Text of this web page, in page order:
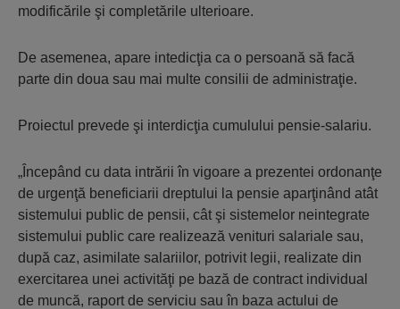
modificările şi completările ulterioare.
De asemenea, apare intedicţia ca o persoană să facă
parte din doua sau mai multe consilii de administraţie.
Proiectul prevede şi interdicţia cumulului pensie-salariu.
„Începând cu data intrării în vigoare a prezentei ordonanţe
de urgenţă beneficiarii dreptului la pensie aparţinând atât
sistemului public de pensii, cât şi sistemelor neintegrate
sistemului public care realizează venituri salariale sau,
după caz, asimilate salariilor, potrivit legii, realizate din
exercitarea unei activităţi pe bază de contract individual
de muncă, raport de serviciu sau în baza actului de